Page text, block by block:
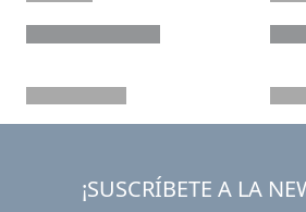
¡SUSCRÍBETE A LA